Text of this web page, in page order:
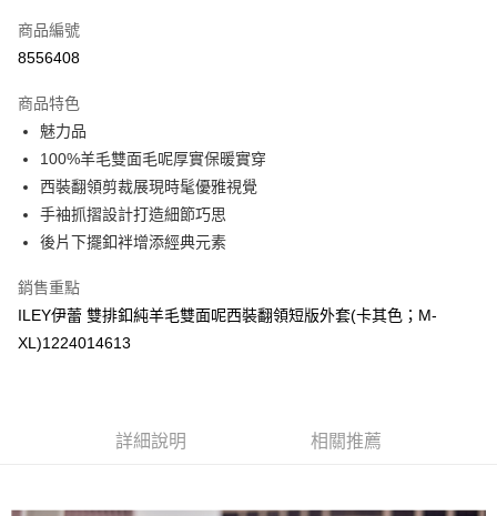
合作金庫商業銀行
上海商業儲蓄銀行
臺灣中小企業銀行
匯豐（台灣）商業銀行
聯邦商業銀行
元大商業銀行
玉山商業銀行
台灣樂天信用卡公司
超商取貨付款
LINE Pay
Apple Pay
街口支付
悠遊付
全盈+PAY
相關說明
【大哥付你分期使用說明】
1.本服務由台灣大哥大提供，台灣大哥大用戶可立即使用無須另外申請。
4.訂單成立30分鐘內，如未前往確認交易或遇審核未通過，訂單將自動取
AFTEE先享後付
１．簡單：不需註冊會員、不需綁卡、不需儲值。
商品編號
8556408
商品特色
魅力品
100%羊毛雙面毛呢厚實保暖實穿
西裝翻領剪裁展現時髦優雅視覺
手袖抓摺設計打造細節巧思
後片下擺釦袢增添經典元素
銷售重點
ILEY伊蕾 雙排釦純羊毛雙面呢西裝翻領短版外套(卡其色；M-
XL)1224014613
詳細說明 相關推薦